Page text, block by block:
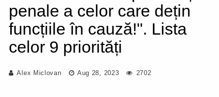
penale a celor care dețin
funcțiile în cauză!". Lista
celor 9 priorități
Alex Miclovan Aug 28, 2023 2702